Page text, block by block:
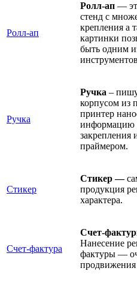
Ролл-ап
Ролл-ап —
стенд с
крепления а
картинки
быть одним
Ручка
Ручка –
корпусом из
принтер
информацию
закрепления
праймером.
Стикер
Стикер —
продукция
характера.
Счет-фактура
Счет-
Нанесение
фактуры —
продвижения